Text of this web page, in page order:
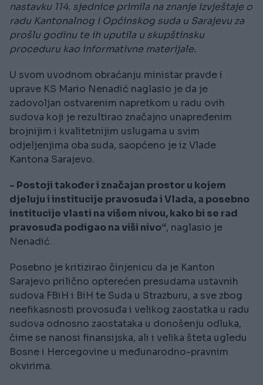
nastavku 114. sjednice primila na znanje izvještaje o
radu Kantonalnog i Općinskog suda u Sarajevu za
prošlu godinu te ih uputila u skupštinsku
proceduru kao informativne materijale.
U svom uvodnom obraćanju ministar pravde i
uprave KS Mario Nenadić naglasio je da je
zadovoljan ostvarenim napretkom u radu ovih
sudova koji je rezultirao značajno unapređenim
brojnijim i kvalitetnijim uslugama u svim
odjeljenjima oba suda, saopćeno je iz Vlade
Kantona Sarajevo.
- Postoji također i značajan prostor u kojem
djeluju i institucije pravosuđa i Vlada, a posebno
institucije vlasti na višem nivou, kako bi se rad
pravosuđa podigao na viši nivo“, naglasio je
Nenadić.
Posebno je kritizirao činjenicu da je Kanton
Sarajevo prilično opterećen presudama ustavnih
sudova FBiH i BiH te Suda u Strazburu, a sve zbog
neefikasnosti provosuđa i velikog zaostatka u radu
sudova odnosno zaostataka u donošenju odluka,
čime se nanosi finansijska, ali i velika šteta ugledu
Bosne i Hercegovine u međunarodno-pravnim
okvirima.